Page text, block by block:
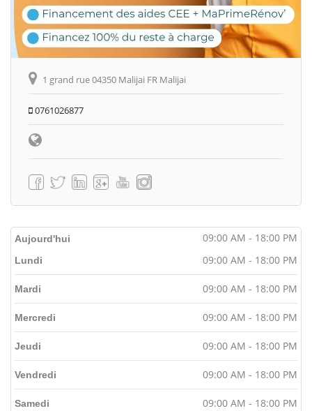
1 grand rue 04350 Malijai FR Malijai
0761026877
Aujourd'hui 09:00 AM - 18:00 PM
Lundi 09:00 AM - 18:00 PM
Mardi 09:00 AM - 18:00 PM
Mercredi 09:00 AM - 18:00 PM
Jeudi 09:00 AM - 18:00 PM
Vendredi 09:00 AM - 18:00 PM
Samedi 09:00 AM - 18:00 PM